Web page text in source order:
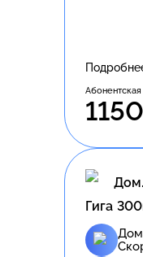
Абонентская
1150
Гига